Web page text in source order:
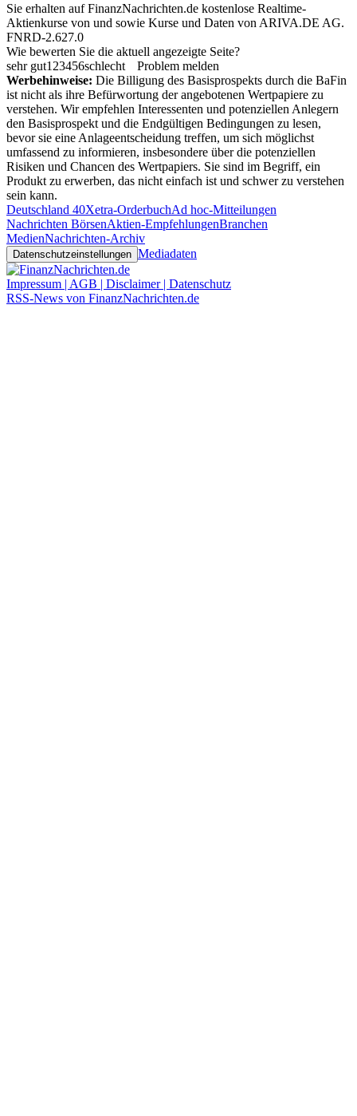
Sie erhalten auf FinanzNachrichten.de kostenlose Realtime-
Aktienkurse von und sowie Kurse und Daten von ARIVA.DE AG.
FNRD-2.627.0
Wie bewerten Sie die aktuell angezeigte Seite?
sehr gut1 23456schlecht
Problem melden
Werbehinweise: Die Billigung des Basisprospekts durch die BaFin
ist nicht als ihre Befürwortung der angebotenen Wertpapiere zu
verstehen. Wir empfehlen Interessenten und potenziellen Anlegern
den Basisprospekt und die Endgültigen Bedingungen zu lesen,
bevor sie eine Anlageentscheidung treffen, um sich möglichst
umfassend zu informieren, insbesondere über die potenziellen
Risiken und Chancen des Wertpapiers. Sie sind im Begriff, ein
Produkt zu erwerben, das nicht einfach ist und schwer zu verstehen
sein kann.
Deutschland 40Xetra-OrderbuchAd hoc-Mitteilungen
Nachrichten BörsenAktien-EmpfehlungenBranchen
MedienNachrichten-Archiv
Datenschutzeinstellungen Mediadaten
Impressum | AGB | Disclaimer | Datenschutz
RSS-News von FinanzNachrichten.de